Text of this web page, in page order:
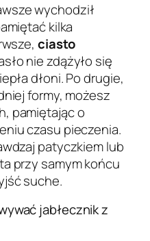
wychodził
kilka
ciasto
nie zdążyło się
dłoni. Po drugie,
formy, możesz
pamiętając o
czasu pieczenia.
patyczkiem lub
przy samym końcu
suche.
jabłecznik z